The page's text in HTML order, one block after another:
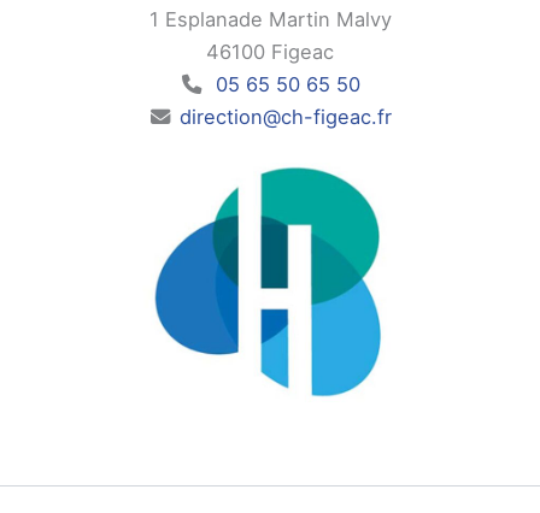
1 Esplanade Martin Malvy
46100 Figeac
05 65 50 65 50
direction@ch-figeac.fr